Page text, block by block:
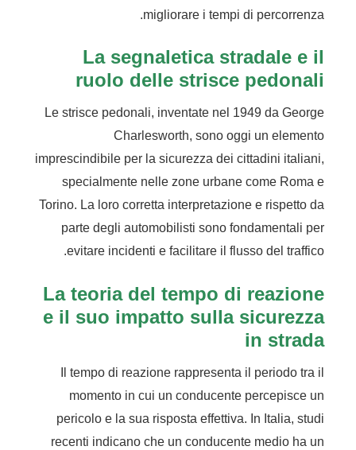
migliorare i tempi di percorrenza.
La segnaletica stradale e il
ruolo delle strisce pedonali
Le strisce pedonali, inventate nel 1949 da George
Charlesworth, sono oggi un elemento
imprescindibile per la sicurezza dei cittadini italiani,
specialmente nelle zone urbane come Roma e
Torino. La loro corretta interpretazione e rispetto da
parte degli automobilisti sono fondamentali per
evitare incidenti e facilitare il flusso del traffico.
La teoria del tempo di reazione
e il suo impatto sulla sicurezza
in strada
Il tempo di reazione rappresenta il periodo tra il
momento in cui un conducente percepisce un
pericolo e la sua risposta effettiva. In Italia, studi
recenti indicano che un conducente medio ha un